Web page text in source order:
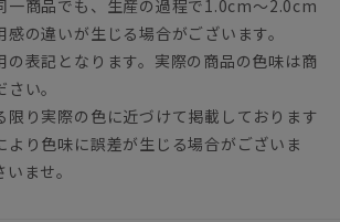
一商品でも、生産の過程で1.0cm～2.0cm
の違いが生じる場合がございます。
表記となります。実際の商品の色味は商
い。
り実際の色に近づけて掲載しております
より色味に誤差が生じる場合がございま
ませ。